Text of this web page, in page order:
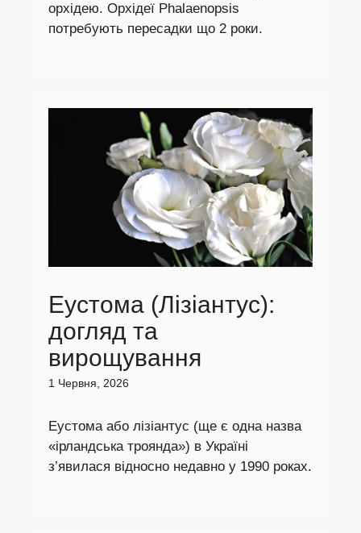
орхідею. Орхідеї Phalaenopsis
потребують пересадки що 2 роки.
Еустома (Лізіантус):
догляд та
вирощування
1 Червня, 2026
Еустома або лізіантус (ще є одна назва
«ірландська троянда») в Україні
з’явилася відносно недавно у 1990 роках.